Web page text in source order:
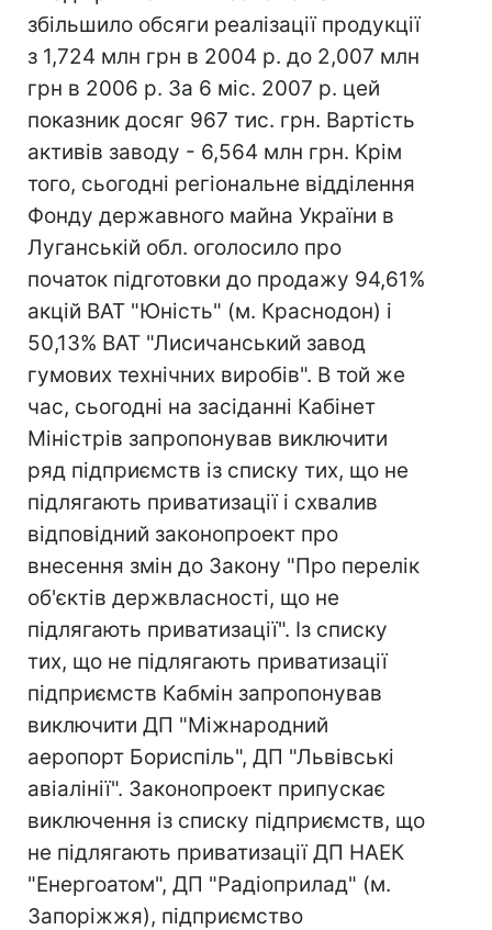
збільшило обсяги реалізації продукції
з 1,724 млн грн в 2004 р. до 2,007 млн
грн в 2006 р. За 6 міс. 2007 р. цей
показник досяг 967 тис. грн. Вартість
активів заводу - 6,564 млн грн. Крім
того, сьогодні регіональне відділення
Фонду державного майна України в
Луганській обл. оголосило про
початок підготовки до продажу 94,61%
акцій ВАТ "Юність" (м. Краснодон) і
50,13% ВАТ "Лисичанський завод
гумових технічних виробів". В той же
час, сьогодні на засіданні Кабінет
Міністрів запропонував виключити
ряд підприємств із списку тих, що не
підлягають приватизації і схвалив
відповідний законопроект про
внесення змін до Закону "Про перелік
об'єктів держвласності, що не
підлягають приватизації". Із списку
тих, що не підлягають приватизації
підприємств Кабмін запропонував
виключити ДП "Міжнародний
аеропорт Бориспіль", ДП "Львівські
авіалінії". Законопроект припускає
виключення із списку підприємств, що
не підлягають приватизації ДП НАЕК
"Енергоатом", ДП "Радіоприлад" (м.
Запоріжжя), підприємство